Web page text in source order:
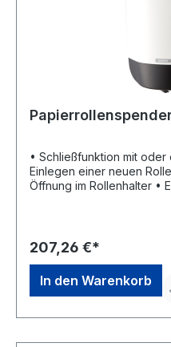
• Schließfunktion mit oder ohne
Einlegen einer neuen
Öffnung im Rollenhalter • Einfacher Papierabriss nach
Papierausgabe
207,26 €*
In den Warenkorb